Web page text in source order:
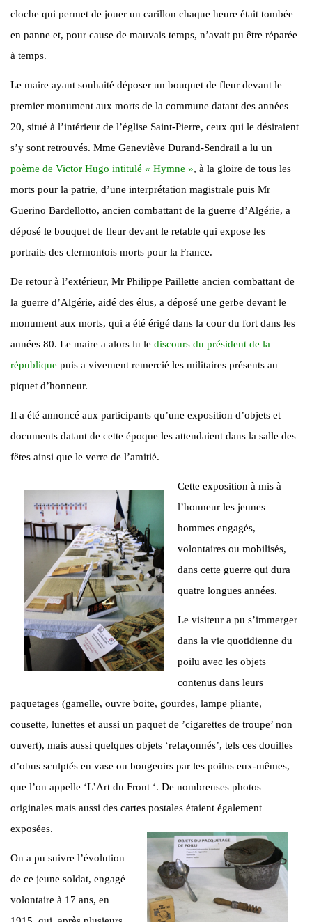
cloche qui permet de jouer un carillon chaque heure était tombée
en panne et, pour cause de mauvais temps, n’avait pu être réparée
à temps.
Le maire ayant souhaité déposer un bouquet de fleur devant le
premier monument aux morts de la commune datant des années
20, situé à l’intérieur de l’église Saint-Pierre, ceux qui le désiraient
s’y sont retrouvés. Mme Geneviève Durand-Sendrail a lu un
poème de Victor Hugo intitulé « Hymne », à la gloire de tous les
morts pour la patrie, d’une interprétation magistrale puis Mr
Guerino Bardellotto, ancien combattant de la guerre d’Algérie, a
déposé le bouquet de fleur devant le retable qui expose les
portraits des clermontois morts pour la France.
De retour à l’extérieur, Mr Philippe Paillette ancien combattant de
la guerre d’Algérie, aidé des élus, a déposé une gerbe devant le
monument aux morts, qui a été érigé dans la cour du fort dans les
années 80. Le maire a alors lu le discours du président de la
république puis a vivement remercié les militaires présents au
piquet d’honneur.
Il a été annoncé aux participants qu’une exposition d’objets et
documents datant de cette époque les attendaient dans la salle des
fêtes ainsi que le verre de l’amitié.
Cette exposition à mis à
l’honneur les jeunes
hommes engagés,
volontaires ou mobilisés,
dans cette guerre qui dura
quatre longues années.
Le visiteur a pu s’immerger
dans la vie quotidienne du
poilu avec les objets
contenus dans leurs
paquetages (gamelle, ouvre boite, gourdes, lampe pliante,
cousette, lunettes et aussi un paquet de ’cigarettes de troupe’ non
ouvert), mais aussi quelques objets ‘refaçonnés’, tels ces douilles
d’obus sculptés en vase ou bougeoirs par les poilus eux-mêmes,
que l’on appelle ‘L’Art du Front ‘. De nombreuses photos
originales mais aussi des cartes postales étaient également
exposées.
On a pu suivre l’évolution
de ce jeune soldat, engagé
volontaire à 17 ans, en